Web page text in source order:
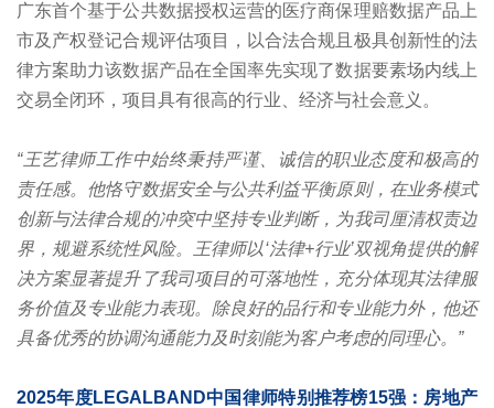
广东首个基于公共数据授权运营的医疗商保理赔数据产品上
市及产权登记合规评估项目，以合法合规且极具创新性的法
律方案助力该数据产品在全国率先实现了数据要素场内线上
交易全闭环，项目具有很高的行业、经济与社会意义。
“王艺律师工作中始终秉持严谨、诚信的职业态度和极高的
责任感。他恪守数据安全与公共利益平衡原则，在业务模式
创新与法律合规的冲突中坚持专业判断，为我司厘清权责边
界，规避系统性风险。王律师以‘法律+行业’双视角提供的解
决方案显著提升了我司项目的可落地性，充分体现其法律服
务价值及专业能力表现。除良好的品行和专业能力外，他还
具备优秀的协调沟通能力及时刻能为客户考虑的同理心。”
2025年度LEGALBAND中国律师特别推荐榜15强：房地产